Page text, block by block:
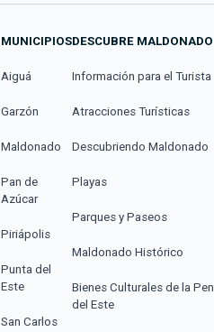
MUNICIPIOS
Aiguá
Garzón
Maldonado
Pan de
Azúcar
Piriápolis
Punta del
Este
San Carlos
DESCUBRE MALDONADO
Información para el Turista
Atracciones Turísticas
Descubriendo Maldonado
Playas
Parques y Paseos
Maldonado Histórico
Bienes Culturales de la
del Este